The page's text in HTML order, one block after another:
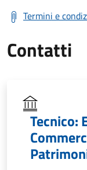
Termini e
Contatti
Tecnico: